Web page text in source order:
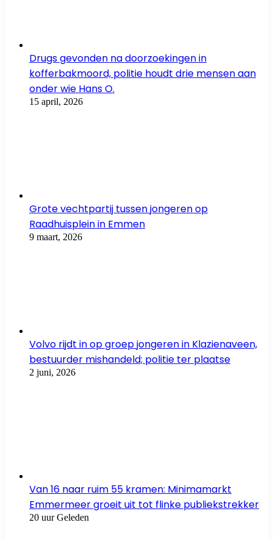
Drugs gevonden na doorzoekingen in
kofferbakmoord, politie houdt drie mensen aan
onder wie Hans O.
15 april, 2026
Grote vechtpartij tussen jongeren op
Raadhuisplein in Emmen
9 maart, 2026
Volvo rijdt in op groep jongeren in Klazienaveen,
bestuurder mishandeld; politie ter plaatse
2 juni, 2026
Van 16 naar ruim 55 kramen: Minimamarkt
Emmermeer groeit uit tot flinke publiekstrekker
20 uur Geleden